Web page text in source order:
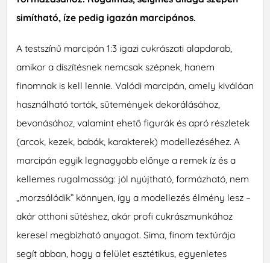
simítható, íze pedig igazán marcipános.
A testszínű marcipán 1:3 igazi cukrászati alapdarab,
amikor a díszítésnek nemcsak szépnek, hanem
finomnak is kell lennie. Valódi marcipán, amely kiválóan
használható torták, sütemények dekorálásához,
bevonásához, valamint ehető figurák és apró részletek
(arcok, kezek, babák, karakterek) modellezéséhez. A
marcipán egyik legnagyobb előnye a remek íz és a
kellemes rugalmasság: jól nyújtható, formázható, nem
„morzsálódik” könnyen, így a modellezés élmény lesz –
akár otthoni sütéshez, akár profi cukrászmunkához
keresel megbízható anyagot. Sima, finom textúrája
segít abban, hogy a felület esztétikus, egyenletes